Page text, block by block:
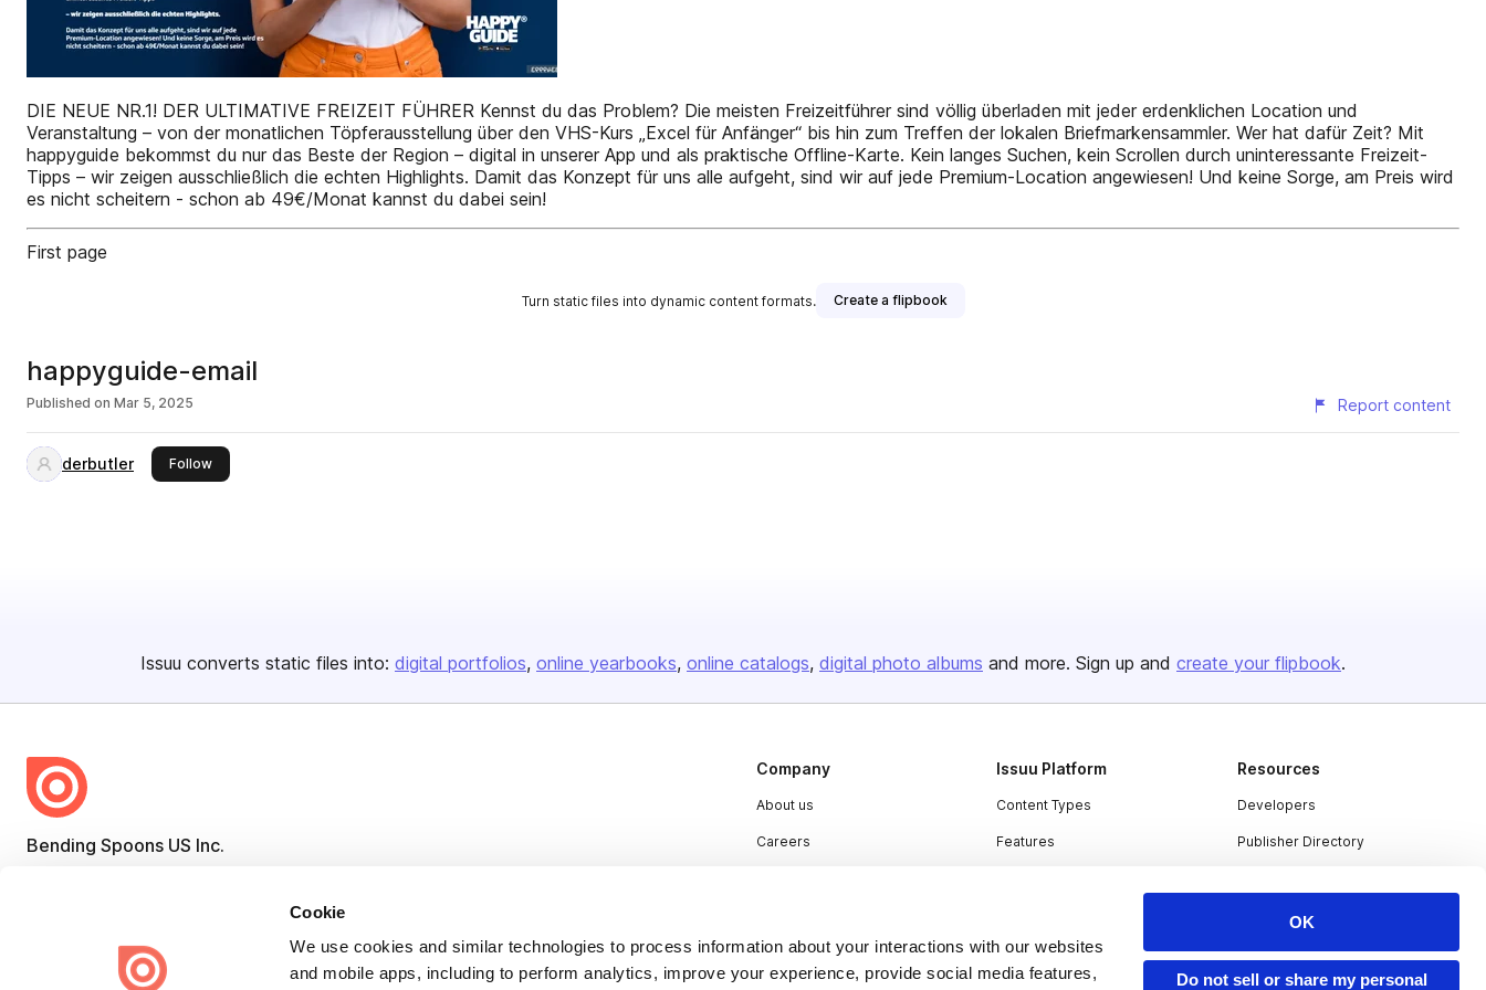
Cookie
We use cookies and similar technologies to process information about your interactions with our websites
and mobile apps, including to perform analytics, improve your experience, provide social media features,
OK
Do not sell or share my personal
DIE NEUE NR.1! DER ULTIMATIVE FREIZEIT FÜHRER Kennst du das Problem? Die meisten Freizeitführer sind völlig überladen mit jeder erdenklichen Location und
Veranstaltung – von der monatlichen Töpferausstellung über den VHS-Kurs „Excel für Anfänger“ bis hin zum Treffen der lokalen Briefmarkensammler. Wer hat dafür Zeit? Mit
happyguide bekommst du nur das Beste der Region – digital in unserer App und als praktische Offline-Karte. Kein langes Suchen, kein Scrollen durch uninteressante Freizeit-
Tipps – wir zeigen ausschließlich die echten Highlights. Damit das Konzept für uns alle aufgeht, sind wir auf jede Premium-Location angewiesen! Und keine Sorge, am Preis wird
es nicht scheitern - schon ab 49€/Monat kannst du dabei sein!
First page
Turn static files into dynamic content formats. Create a flipbook
happyguide-email
Published on Mar 5, 2025 Report content
derbutler Followthis publisher
Issuu converts static files into: digital portfolios online yearbooks online catalogs digital photo albums and more. Sign up and create your flipbook.
Bending Spoons US Inc.
Issuu turns PDFs and other files into interactive flipbooks and
engaging content for every channel.
Company
About us
Careers
Contact
Issuu Platform
Content Types
Features
Resources
Developers
Publisher Directory